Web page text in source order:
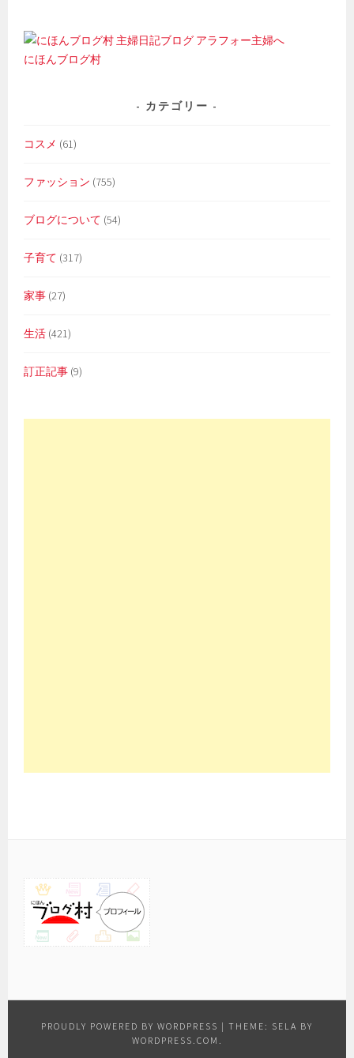
にほんブログ村
カテゴリー
コスメ (61)
ファッション (755)
ブログについて (54)
子育て (317)
家事 (27)
生活 (421)
訂正記事 (9)
PROUDLY POWERED BY WORDPRESS | THEME: SELA BY
WORDPRESS.COM .